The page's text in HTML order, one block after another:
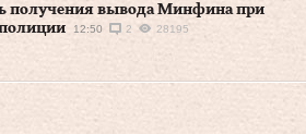
получения вывода Минфина при
12:50 2 28195